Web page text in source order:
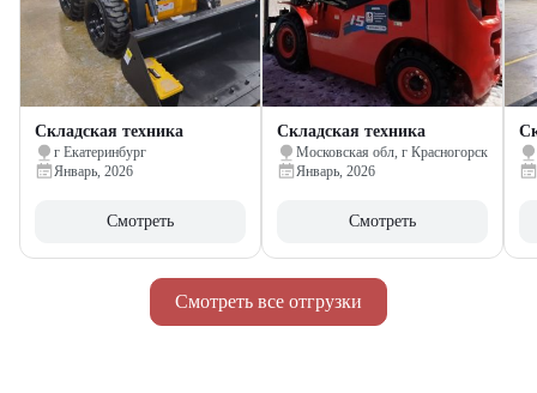
Смотреть все отгрузки
Складская техника
г Екатеринбург
Январь, 2026
Смотреть
Складская техника
Московская обл, г Красногорск
Январь, 2026
Смотреть